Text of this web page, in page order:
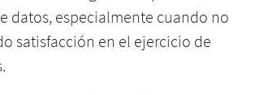
datos, especialmente cuando no
satisfacción en el ejercicio de